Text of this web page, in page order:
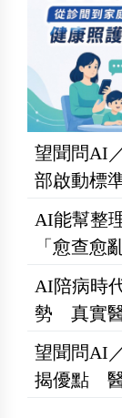
望聞問AI
部啟動標
AI能幫整
「愈查
AI陪病時
勢 真實
望聞問AI
揭優點